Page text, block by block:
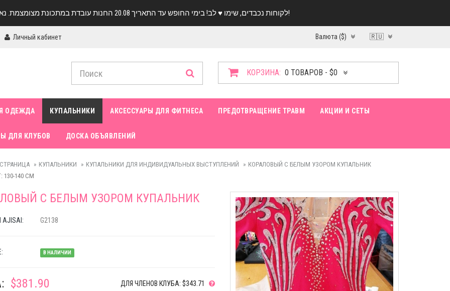
לקוחות נכבדים, שימו ♥️ לב! בימי החופש עד התאריך 20.08 החנות עובדת במתכונת מצומצמת. נא להתקשר לפני הגעה!
Личный кабинет Валюта ($) 🇷🇺
КОРЗИНА: 0 ТОВАРОВ - $0
ОДЕЖДА КУПАЛЬНИКИ АКСЕССУАРЫ ДЛЯ ФИТНЕСА ПРЕДОТВРАЩЕНИЕ ТРАВМ АКЦИИ И СЕТЫ
ДЛЯ КЛУБОВ ДОСКА ОБЪЯВЛЕНИЙ
КУПАЛЬНИКИ КУПАЛЬНИКИ ДЛЯ ИНДИВИДУАЛЬНЫХ ВЫСТУПЛЕНИЙ
КОРАЛОВЫЙ С БЕЛЫМ УЗОРОМ КУПАЛЬНИК
130-140 CM
С БЕЛЫМ УЗОРОМ КУПАЛЬНИК
G2138
В НАЛИЧИИ
$381.90 ДЛЯ ЧЛЕНОВ КЛУБА: $343.71